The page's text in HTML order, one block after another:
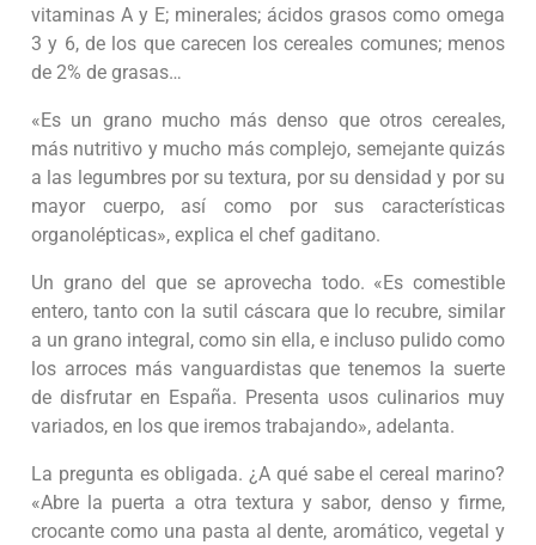
vitaminas A y E; minerales; ácidos grasos como omega
3 y 6, de los que carecen los cereales comunes; menos
de 2% de grasas…
«Es un grano mucho más denso que otros cereales,
más nutritivo y mucho más complejo, semejante quizás
a las legumbres por su textura, por su densidad y por su
mayor cuerpo, así como por sus características
organolépticas», explica el chef gaditano.
Un grano del que se aprovecha todo. «Es comestible
entero, tanto con la sutil cáscara que lo recubre, similar
a un grano integral, como sin ella, e incluso pulido como
los arroces más vanguardistas que tenemos la suerte
de disfrutar en España. Presenta usos culinarios muy
variados, en los que iremos trabajando», adelanta.
La pregunta es obligada. ¿A qué sabe el cereal marino?
«Abre la puerta a otra textura y sabor, denso y firme,
crocante como una pasta al dente, aromático, vegetal y